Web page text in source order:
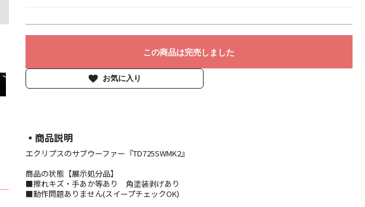
この商品は完売しました
お気に入り
▪︎商品説明
エクリプスのサブウーファー『TD725SWMK2』
商品の状態【展示処分品】
■擦れキズ・手あか等あり 角塗装剥げあり
■動作問題ありません(スイープチェックOK)